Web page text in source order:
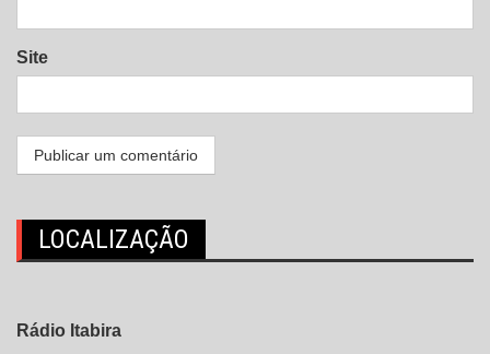
Site
LOCALIZAÇÃO
Rádio Itabira